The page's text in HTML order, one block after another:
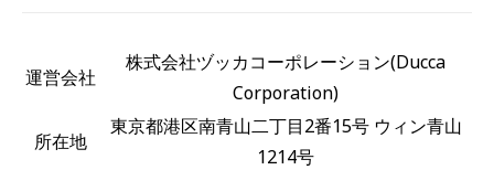
運営会社
株式会社ヅッカコーポレーション(Ducca
Corporation)
所在地
東京都港区南青山二丁目2番15号 ウィン青山
1214号